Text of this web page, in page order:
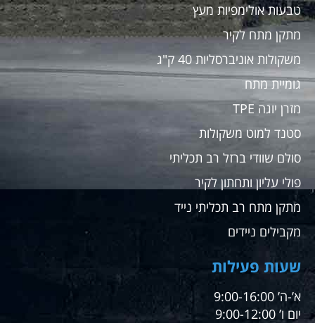
טבעות אולימפיות מעץ
מתקן מתח לקיר
משקולות אוניברסליות 40 ק"ג
גומיית מתח
מזרן יוגה TPE
סטנד למוט משקולות
סולם שוודי ברזל רב תכליתי
פולי עליון ותחתון לקיר
מתקן מתח רב תכליתי נייד
מקבילים ניידים
שעות פעילות
א’-ה’ 9:00-16:00
יום ו’ 9:00-12:00